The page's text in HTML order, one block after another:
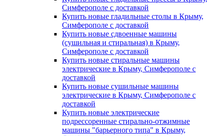
Симферополе с доставкой
Купить новые гладильные столы в Крыму,
Симферополе с доставкой
Купить новые сдвоенные машины
(сушильная и стиральная) в Крыму,
Симферополе с доставкой
Купить новые стиральные машины
электрические в Крыму, Симферополе с
доставкой
Купить новые сушильные машины
электрические в Крыму, Симферополе с
доставкой
Купить новые электрические
подрессоренные стирально-отжимные
машины "барьерного типа" в Крыму,